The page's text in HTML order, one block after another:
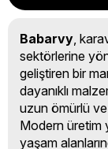
Babarvy ,
sektörlerine
geliştiren bir
dayanıklı
uzun ömürlü
Modern üretim
yaşam